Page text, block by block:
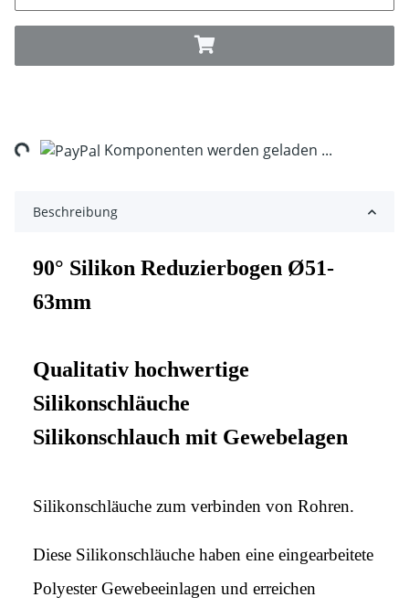
Komponenten werden geladen ...
Beschreibung
90° Silikon Reduzierbogen Ø51-
63mm
Qualitativ hochwertige
Silikonschläuche
Silikonschlauch mit Gewebelagen
Silikonschläuche zum verbinden von Rohren.
Diese Silikonschläuche haben eine eingearbeitete
Polyester Gewebeeinlagen und erreichen